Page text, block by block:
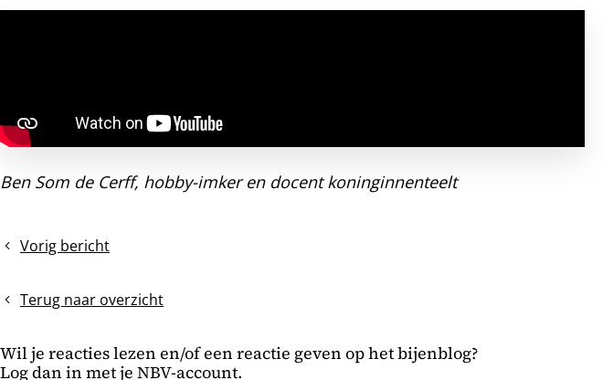
Ben Som de Cerff, hobby-imker en docent koninginnenteelt
Vorig bericht
Controle
zwermcellen
Terug naar overzicht
Wil je reacties lezen en/of een reactie geven op het bijenblog?
Log dan in met je NBV-account.